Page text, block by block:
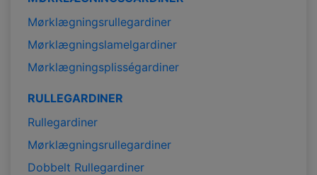
Mørklægningsrullegardiner
Mørklægningslamelgardiner
Mørklægningsplisségardiner
RULLEGARDINER
Rullegardiner
Mørklægningsrullegardiner
Dobbelt Rullegardiner